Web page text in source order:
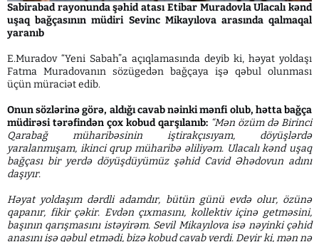
Sabirabad rayonunda şəhid atası Etibar Muradovla Ulacalı kənd
uşaq bağçasının müdiri Sevinc Mikayılova arasında qalmaqal
yaranıb
E.Muradov “Yeni Sabah”a açıqlamasında deyib ki, həyat yoldaşı
Fatma Muradovanın sözügedən bağçaya işə qəbul olunması
üçün müraciət edib.
Onun sözlərinə görə, aldığı cavab nəinki mənfi olub, hətta bağça
müdirəsi tərəfindən çox kobud qarşılanıb: “Mən özüm də Birinci
Qarabağ müharibəsinin iştirakçısıyam, döyüşlərdə
yaralanmışam, ikinci qrup müharibə əliliyəm. Ulacalı kənd uşaq
bağçası bir yerdə döyüşdüyümüz şəhid Cavid Əhədovun adını
daşıyır.
Həyat yoldaşım dərdli adamdır, bütün günü evdə olur, özünə
qapanır, fikir çəkir. Evdən çıxmasını, kollektiv içinə getməsini,
başının qarışmasını istəyirəm. Sevil Mikayılova isə nəyinki çəhid
anasını işə qəbul etmədi, bizə kobud cavab verdi. Deyir ki, mən nə